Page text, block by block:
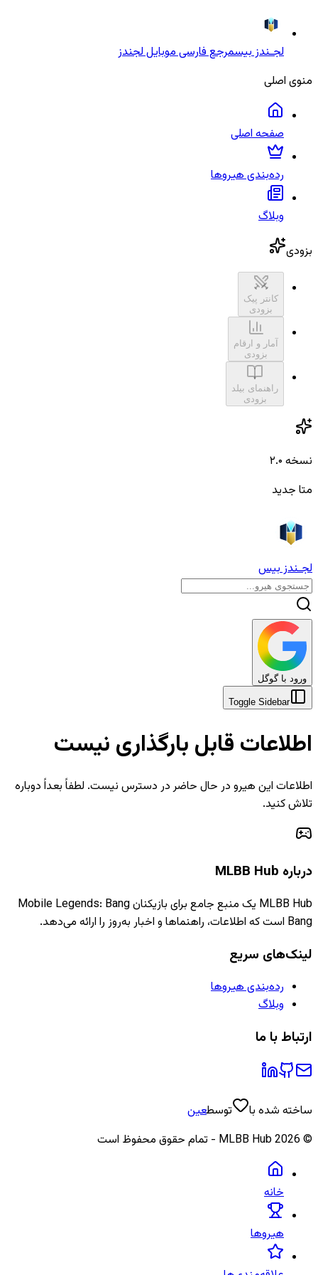
لجـندز بیسمرجع فارسی موبایل لجندز
منوی اصلی
صفحه اصلی
رده‌بندی هیروها
وبلاگ
بزودی
کانتر پیک
بزودی
آمار و ارقام
بزودی
راهنمای بیلد
بزودی
نسخه ۲.۰
متا جدید
لجـندز بیس
ورود با گوگل
Toggle Sidebar
اطلاعات قابل بارگذاری نیست
اطلاعات این هیرو در حال حاضر در دسترس نیست. لطفاً بعداً دوباره
تلاش کنید.
درباره MLBB Hub
MLBB Hub یک منبع جامع برای بازیکنان Mobile Legends: Bang
Bang است که اطلاعات، راهنماها و اخبار به‌روز را ارائه می‌دهد.
لینک‌های سریع
رده‌بندی هیروها
وبلاگ
ارتباط با ما
ساخته شده با توسطعین
©
2026
خانه
هیروها